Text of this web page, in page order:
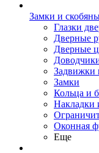
Замки и
Глазки
Дверные
Дверные
Задвижки
Замки
Кольца и
Накладки
Оконная
Еще